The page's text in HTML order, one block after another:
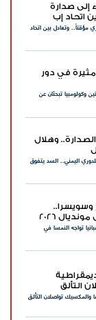
إلى صدارة
اتحاد إب
مؤقتاً.. وتعادل بين اتحاد
في دور
وكولومبيا تبحثان عن
وهلال
اليمني.. السد يتفوق
وسويسرا..
2026
تواجه النمسا في
التألق
والمكسيك تواصلان التألق